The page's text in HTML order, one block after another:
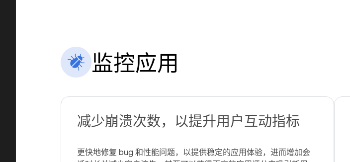
监控应用
减少崩溃次数，以提升用户互动指标
更快地修复 bug 和性能问题，以提供稳定的应用体验，进而增加会